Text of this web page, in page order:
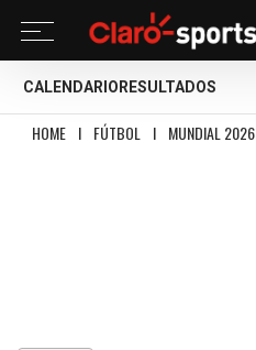
CALENDARIO RESULTADOS
HOME I FÚTBOL I MUNDIAL 2026